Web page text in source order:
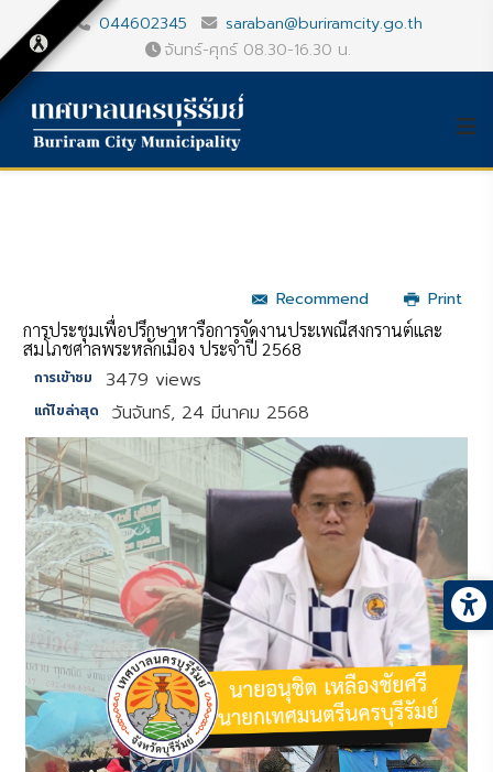
044602345
saraban@buriramcity.go.th
จันทร์-ศุกร์ 08.30-16.30 น.
Recommend
Print
การประชุมเพื่อปรึกษาหารือการจัดงานประเพณีสงกรานต์และ
สมโภชศาลพระหลักเมือง ประจำปี 2568
การเข้าชม 3479 views
แก้ไขล่าสุด วันจันทร์, 24 มีนาคม 2568